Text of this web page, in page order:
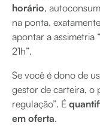
horário,
na ponta,
apontar a
21h”.
Se você é dono de
gestor de carteira, o
regulação”. É
em oferta.